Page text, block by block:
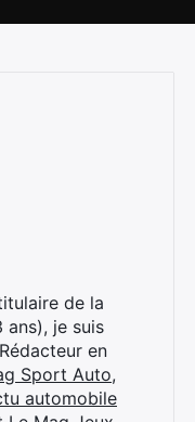
de la
je suis
en
Sport Auto,
automobile